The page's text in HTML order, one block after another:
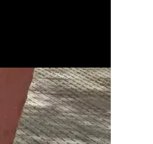
suicidio de